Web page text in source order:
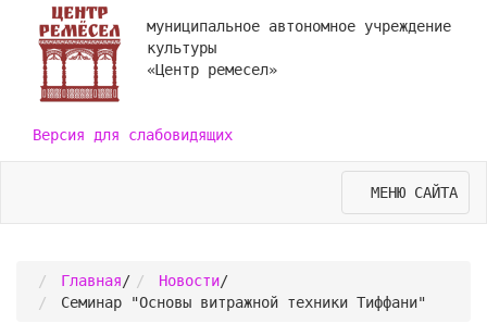
муниципальное автономное учреждение
культуры
«Центр ремесел»
Версия для слабовидящих
МЕНЮ САЙТА
Главная/ Новости/
Семинар "Основы витражной техники Тиффани"